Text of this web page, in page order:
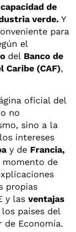
capacidad de
verde. Y
para
el
del Banco de
Caribe (CAF),
oficial del
no
sino a la
intereses
y de Francia,
momento de
propias
y las ventajas
los países del
de Economía.